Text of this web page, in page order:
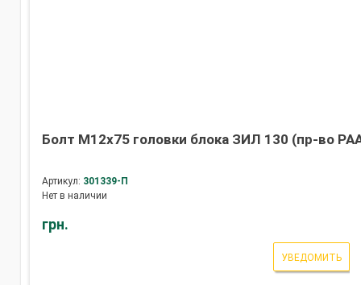
Болт М12х75 головки блока ЗИЛ 130 (пр-во
Артикул: 301339-П
Нет в наличии
грн.
УВЕДОМИТЬ